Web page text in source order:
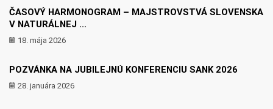
ČASOVÝ HARMONOGRAM – MAJSTROVSTVÁ SLOVENSKA
V NATURÁLNEJ ...
18. mája 2026
POZVÁNKA NA JUBILEJNÚ KONFERENCIU SANK 2026
28. januára 2026